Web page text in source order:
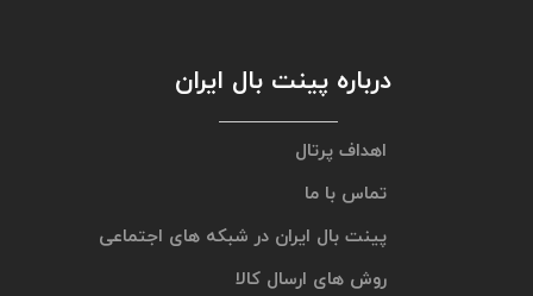
اهداف پرتال
تماس با ما
پینت بال ایران در شبکه های اجتماعی
روش های ارسال کالا
درباره پینت بال ایران